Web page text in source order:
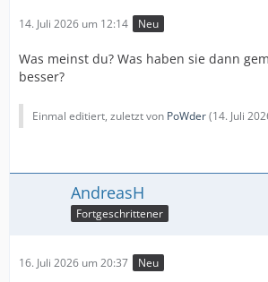
14. Juli 2026 um 12:14 Neu
Was meinst du? Was haben sie dann
besser?
Einmal editiert, zuletzt von PoWder(14. Juli
AndreasH
Fortgeschrittener
16. Juli 2026 um 20:37 Neu